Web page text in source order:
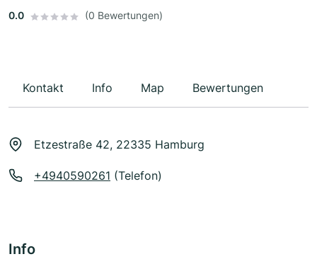
0.0 (0 Bewertungen)
Kontakt Info Map Bewertungen
Etzestraße 42, 22335 Hamburg
+4940590261 (Telefon)
Info